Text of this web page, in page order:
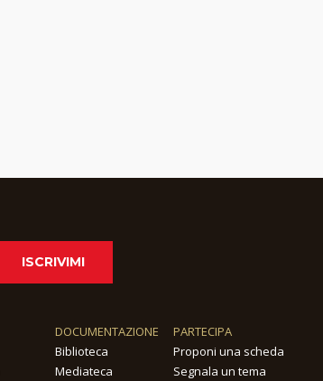
ISCRIVIMI
DOCUMENTAZIONE
Biblioteca
Mediateca
PARTECIPA
Proponi una scheda
Segnala un tema